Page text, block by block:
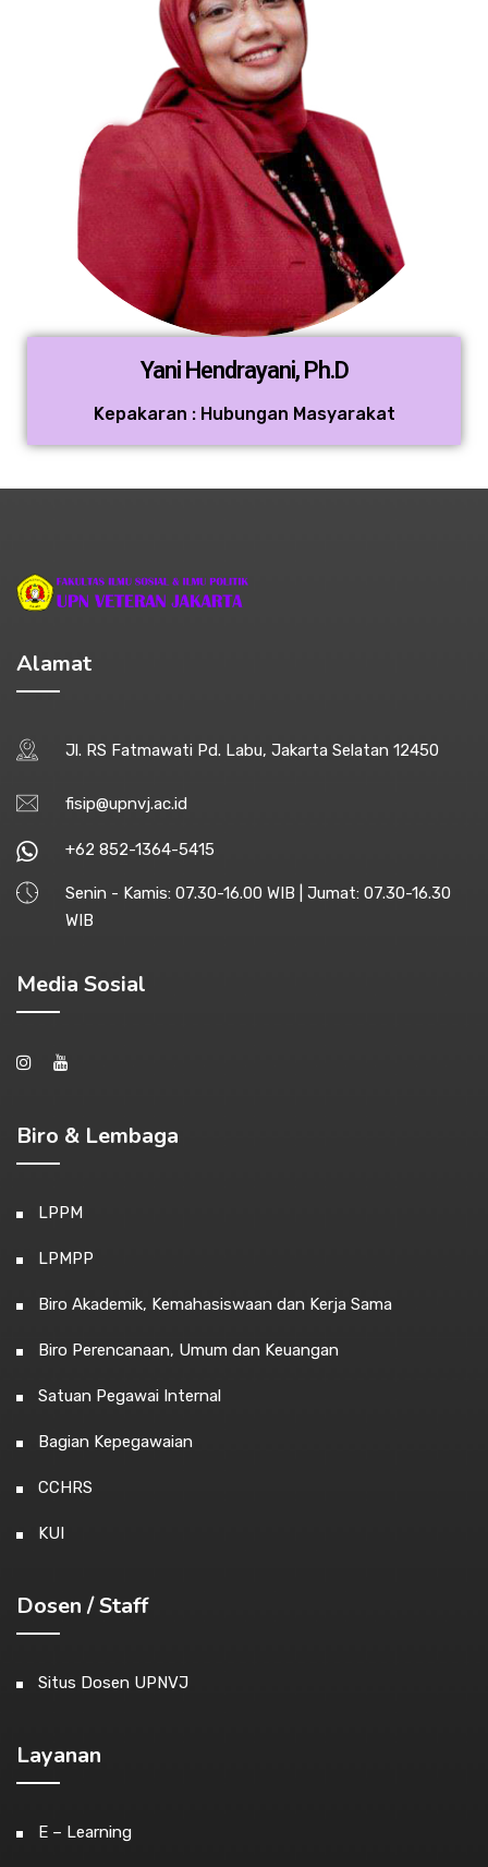
Yani Hendrayani, Ph.D
Kepakaran : Hubungan Masyarakat
Alamat
Jl. RS Fatmawati Pd. Labu, Jakarta Selatan 12450
fisip@upnvj.ac.id
+62 852-1364-5415
Senin - Kamis: 07.30-16.00 WIB | Jumat: 07.30-16.30
WIB
Media Sosial
Biro & Lembaga
LPPM
LPMPP
Biro Akademik, Kemahasiswaan dan Kerja Sama
Biro Perencanaan, Umum dan Keuangan
Satuan Pegawai Internal
Bagian Kepegawaian
CCHRS
KUI
Dosen / Staff
Situs Dosen UPNVJ
Layanan
E – Learning